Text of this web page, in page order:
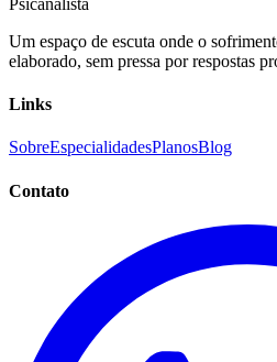
Um espaço de escuta onde o
elaborado, sem pressa por respostas
Links
SobreEspecialidadesPlanosBlog
Contato